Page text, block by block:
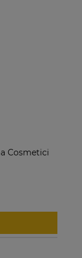
Cosmetici